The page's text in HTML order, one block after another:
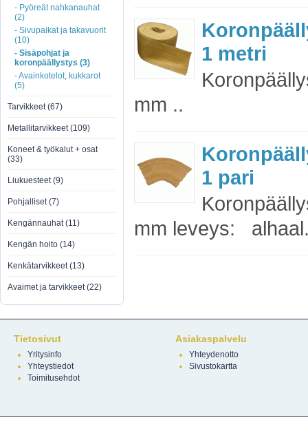
- Pyöreät nahkanauhat
(2)
- Sivupaikat ja takavuorit
(10)
- Sisäpohjat ja
koronpäällystys (3)
- Avainkotelot, kukkarot
(5)
Tarvikkeet (67)
Metallitarvikkeet (109)
Koneet & työkalut + osat
(33)
Liukuesteet (9)
Pohjalliset (7)
Kengännauhat (11)
Kengän hoito (14)
Kenkätarvikkeet (13)
Avaimet ja tarvikkeet (22)
1 metri
mm ..
1 pari
mm leveys:
Tietosivut
Yritysinfo
Yhteystiedot
Toimitusehdot
Asiakaspalvelu
Yhteydenotto
Sivustokartta